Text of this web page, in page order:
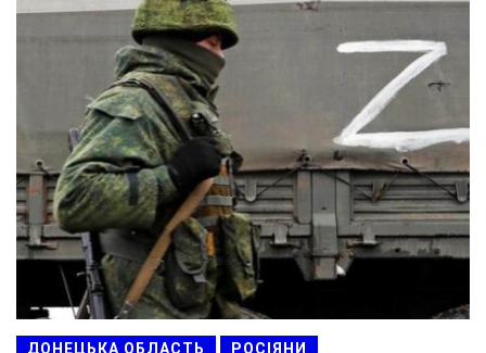
ДОНЕЦЬКА ОБЛАСТЬ РОСІЯНИ